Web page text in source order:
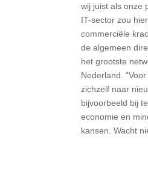
wij juist als onze
IT-sector zou
commerciële
de algemeen
het grootste
Nederland.
zichzelf naar
bijvoorbeeld bij
economie en
kansen. Wacht